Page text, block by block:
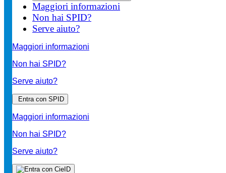
Maggiori informazioni
Non hai SPID?
Serve aiuto?
Maggiori informazioni
Non hai SPID?
Serve aiuto?
Entra con SPID
Maggiori informazioni
Non hai SPID?
Serve aiuto?